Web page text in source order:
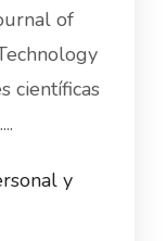
of
científicas
y